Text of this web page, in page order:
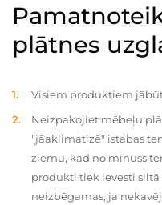
plātnes
Visiem produktiem
Neizpakojiet mēbeļu
"jāaklimatizē" istabas
ziemu, kad no mīnuss
produkti tiek ievesti
neizbēgamas, ja